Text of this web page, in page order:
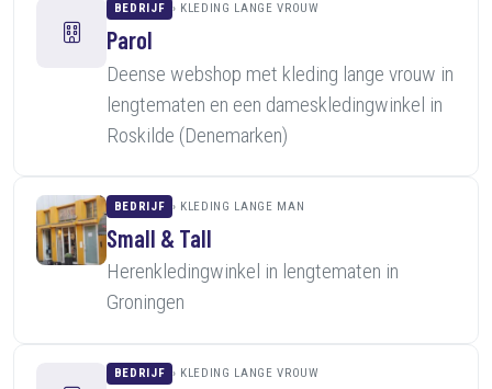
BEDRIJF KLEDING LANGE VROUW
Parol
Deense webshop met kleding lange vrouw in
lengtematen en een dameskledingwinkel in
Roskilde (Denemarken)
BEDRIJF KLEDING LANGE MAN
Small & Tall
Herenkledingwinkel in lengtematen in
Groningen
BEDRIJF KLEDING LANGE VROUW